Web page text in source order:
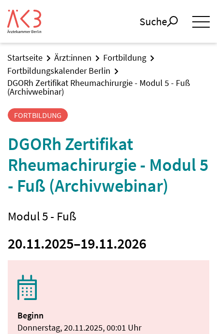
Suche
Startseite Ärzt:innen
Fortbildung
Fortbildungskalender Berlin
DGORh Zertifikat Rheumachirurgie - Modul 5 - Fuß
(Archivwebinar)
FORTBILDUNG
DGORh Zertifikat
Rheumachirurgie - Modul 5
- Fuß (Archivwebinar)
Modul 5 - Fuß
20.11.2025–19.11.2026
Beginn
Donnerstag, 20.11.2025, 00:01 Uhr